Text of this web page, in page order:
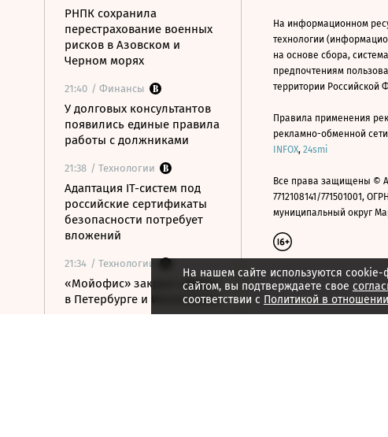
РНПК сохранила
перестрахование военных
рисков в Азовском и
Черном морях
21:40 / Финансы
У долговых консультантов
появились единые правила
работы с должниками
21:38 / Технологии
Адаптация IT-систем под
российские сертификаты
безопасности потребует
вложений
21:34 / Технологии
«Мойофис» закрыл офисы
в Петербурге и Иннополисе
На нашем сайте используются
сайтом, вы подтверждаете свое
соответствии с Политикой в
На информационном
технологии
на основе сбора,
предпочтениям
территории Российской
Правила применения
рекламно-обменной
INFOX, 24smi
Все права защищены ©
7712108141/771501001,
муниципальный округ